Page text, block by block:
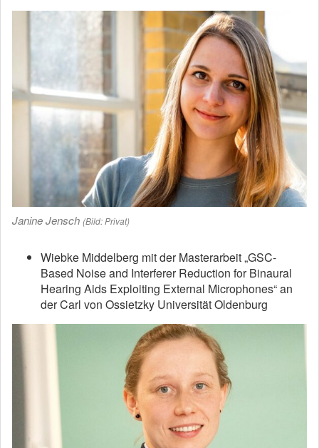
Janine Jensch (Bild: Privat)
Wiebke Middelberg mit der Masterarbeit „GSC-
Based Noise and Interferer Reduction for Binaural
Hearing Aids Exploiting External Microphones“ an
der Carl von Ossietzky Universität Oldenburg